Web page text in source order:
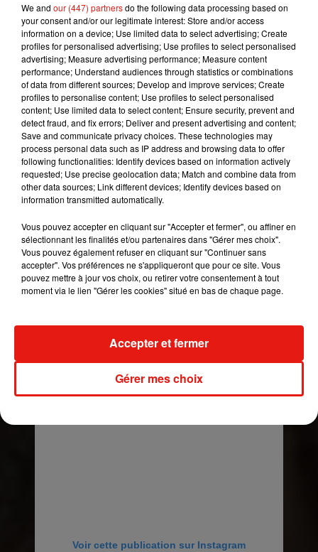
Voir cette publication sur Instagram
I can’t get enough �xÈxRÈx�
Une publication partagée parJ Balvin (@jbalvin) le 18 Févr.
De son côté, J Balvin
est en lice pour 12
cérémonie Premio Lo Nuestro 2019 le 22 février
prochain : Artiste de l’année, Single de l’année,
Chanson de l’année, Collaboration de l’année,
Chanson urbaine de l’année, Artiste urbain de
l’année, Collaboration urbaine de l’année,
et Clip de l’année.
Voir cette publication sur Instagram
We and our (447) partnersdo the following data processing based on
your consent and/or our legitimate interest: Store and/or access
information on a device; Use limited data to select advertising; Create
profiles for personalised advertising; Use profiles to select personalised
advertising; Measure advertising performance; Measure content
performance; Understand audiences through statistics or combinations
of data from different sources; Develop and improve services; Create
profiles to personalise content; Use profiles to select personalised
content; Use limited data to select content; Ensure security, prevent and
detect fraud, and fix errors; Deliver and present advertising and content;
Save and communicate privacy choices. These technologies may
process personal data such as IP address and browsing data to offer
following functionalities: Identify devices based on information actively
requested; Use precise geolocation data; Match and combine data from
other data sources; Link different devices; Identify devices based on
information transmitted automatically.
Vous pouvez accepter en cliquant sur "Accepter et fermer", ou affiner en
sélectionnant les finalités et/ou partenaires dans "Gérer mes choix".
Vous pouvez également refuser en cliquant sur "Continuer sans
accepter". Vos préférences ne s'appliqueront que pour ce site. Vous
pouvez mettre à jour vos choix, ou retirer votre consentement à tout
moment via le lien "Gérer les cookies" situé en bas de chaque page.
Gérer mes choix
Accepter et fermer